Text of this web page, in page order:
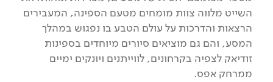
השייט מלווה צוות מומחים מטעם הספינה, המעבירים
הרצאות והדרכות על עולם הטבע בו נפגוש במהלך
המסע, והם גם מוציאים סיורים מיוחדים בספינות
זודיאק לצפיה בקרחונים, לווייתנים ויונקים ימיים
ממרחק אפס.